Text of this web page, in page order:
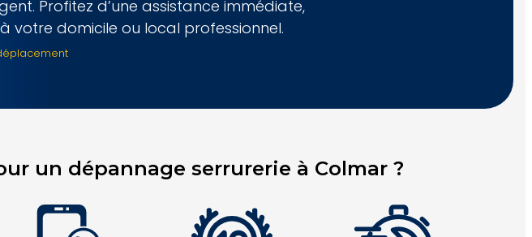
Profitez d’une assistance immédiate,
votre domicile ou local professionnel.
un dépannage serrurerie à Colmar ?